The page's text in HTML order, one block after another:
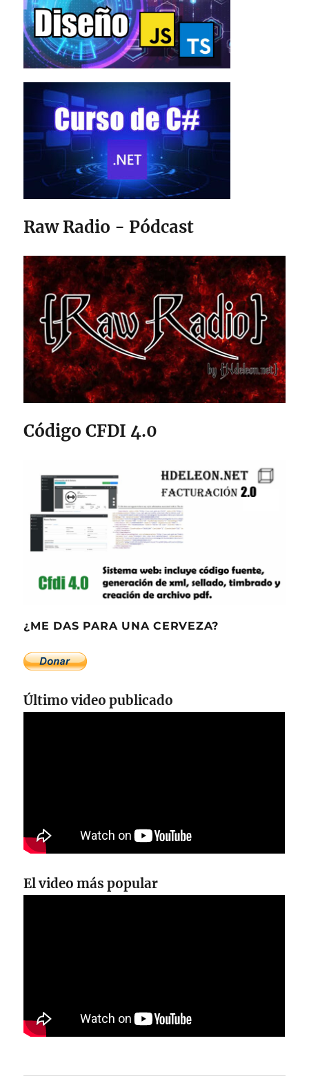
Raw Radio - Pódcast
Código CFDI 4.0
¿ME DAS PARA UNA CERVEZA?
Último video publicado
El video más popular